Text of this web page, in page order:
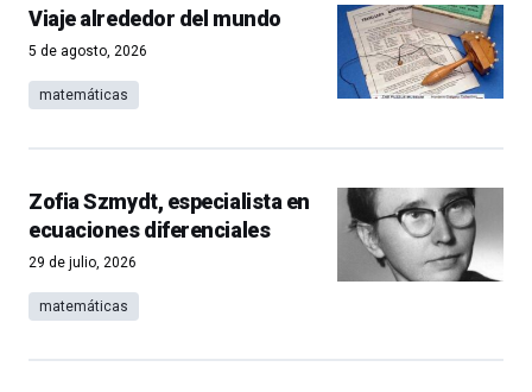
Viaje alrededor del mundo
5 de agosto, 2026
matemáticas
Zofia Szmydt, especialista en
ecuaciones diferenciales
29 de julio, 2026
matemáticas